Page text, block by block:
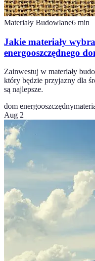
Materiały Budowlane6 min
Jakie materiały
energooszczędnego
Zainwestuj w materiały
który będzie przyjazny dla
są najlepsze.
dom energooszczędny
Aug 2